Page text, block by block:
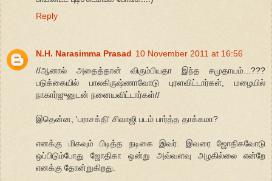
Reply
N.H. Narasimma Prasad 10 November 2011 at 16:56
//ஆனால் அதைத்தான் விரும்பியதா இந்த சமுதாயம்...???
படுக்கையில் பாலகிருஷ்ணாவோடு புரளவிட்டார்கள், மழையில்
நாகார்ஜுனுடன் நனையவிட்டார்கள்//
இதென்ன, 'பராசக்தி' சிவாஜி படம் பார்த்த தாக்கமா?
எனக்கு மிகவும் பிடித்த நடிகை இவர். இவரை ஜோதிகவோடு
ஒப்பிடும்போது ஜோதிகா ஒன்று அவ்வளவு அழகில்லை என்றே
எனக்கு தோன்றுகிறது.